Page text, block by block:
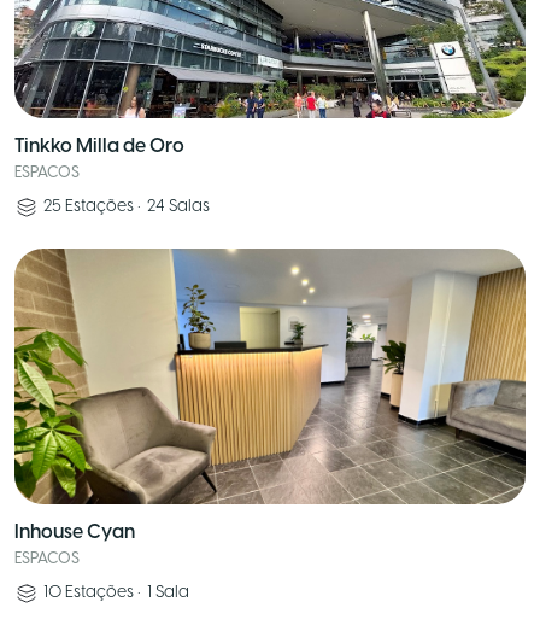
Tinkko Milla de Oro
ESPACOS
25 Estações • 24 Salas
Inhouse Cyan
ESPACOS
10 Estações • 1 Sala